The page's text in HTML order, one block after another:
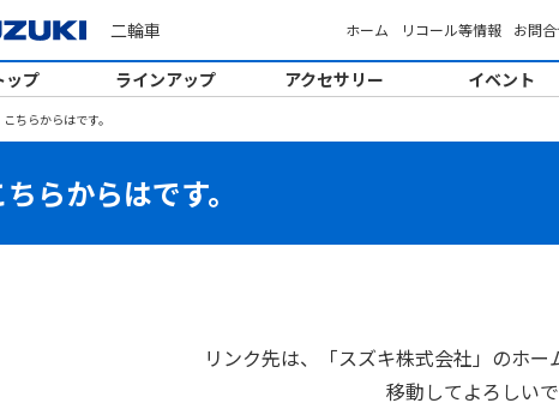
二輪車 ホーム リコール等情報 お問
ップ ラインアップ アクセサリー イベント
こちらからはです。
ちらからはです。
リンク先は、「スズキ株式会社」のホー
移動してよろしい